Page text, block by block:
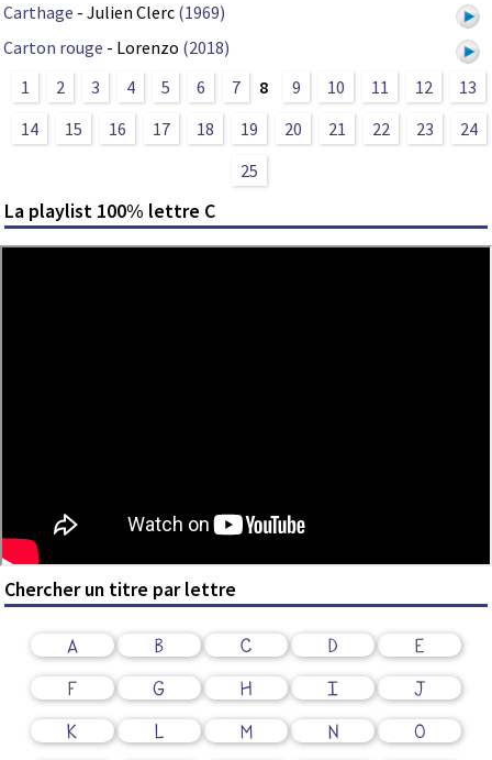
Carthage - Julien Clerc (1969)
Carton rouge - Lorenzo (2018)
1
2 3 4 5 6 7 8 9 10 11 12
13
14
15 16 17 18 19 20 21 22 23
24
25
La playlist 100% lettre C
Chercher un titre par lettre
A B C D
E
F
G H I
J
K
L M N O